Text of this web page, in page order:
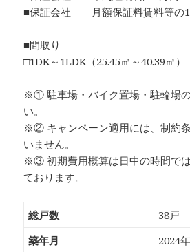
■保証会社 月額保証料賃料等の1
―――――――
■間取り
□1DK～1LDK（25.45㎡～40.39㎡）
※① 駐車場・バイク置場・駐輪場
い。
※② キャンペーン適用には、制約
いません。
※③ 初期費用概算は日中の時間で
ております。
総戸数
38戸
築年月
2024